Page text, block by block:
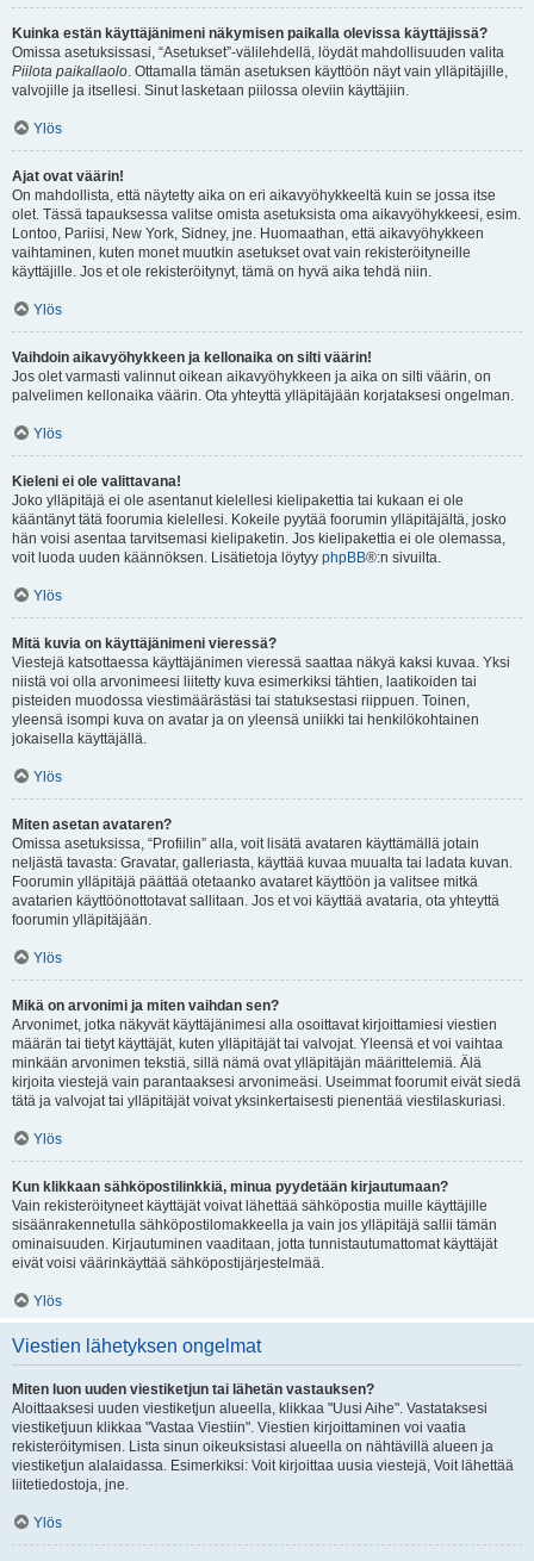
Kuinka estän käyttäjänimeni näkymisen paikalla olevissa käyttäjissä?
Omissa asetuksissasi, “Asetukset”-välilehdellä, löydät mahdollisuuden valita
Piilota paikallaolo. Ottamalla tämän asetuksen käyttöön näyt vain ylläpitäjille,
valvojille ja itsellesi. Sinut lasketaan piilossa oleviin käyttäjiin.
Ylös
Ajat ovat väärin!
On mahdollista, että näytetty aika on eri aikavyöhykkeeltä kuin se jossa itse
olet. Tässä tapauksessa valitse omista asetuksista oma aikavyöhykkeesi, esim.
Lontoo, Pariisi, New York, Sidney, jne. Huomaathan, että aikavyöhykkeen
vaihtaminen, kuten monet muutkin asetukset ovat vain rekisteröityneille
käyttäjille. Jos et ole rekisteröitynyt, tämä on hyvä aika tehdä niin.
Ylös
Vaihdoin aikavyöhykkeen ja kellonaika on silti väärin!
Jos olet varmasti valinnut oikean aikavyöhykkeen ja aika on silti väärin, on
palvelimen kellonaika väärin. Ota yhteyttä ylläpitäjään korjataksesi ongelman.
Ylös
Kieleni ei ole valittavana!
Joko ylläpitäjä ei ole asentanut kielellesi kielipakettia tai kukaan ei ole
kääntänyt tätä foorumia kielellesi. Kokeile pyytää foorumin ylläpitäjältä, josko
hän voisi asentaa tarvitsemasi kielipaketin. Jos kielipakettia ei ole olemassa,
voit luoda uuden käännöksen. Lisätietoja löytyy phpBB®:n sivuilta.
Ylös
Mitä kuvia on käyttäjänimeni vieressä?
Viestejä katsottaessa käyttäjänimen vieressä saattaa näkyä kaksi kuvaa. Yksi
niistä voi olla arvonimeesi liitetty kuva esimerkiksi tähtien, laatikoiden tai
pisteiden muodossa viestimäärästäsi tai statuksestasi riippuen. Toinen,
yleensä isompi kuva on avatar ja on yleensä uniikki tai henkilökohtainen
jokaisella käyttäjällä.
Ylös
Miten asetan avataren?
Omissa asetuksissa, “Profiilin” alla, voit lisätä avataren käyttämällä jotain
neljästä tavasta: Gravatar, galleriasta, käyttää kuvaa muualta tai ladata kuvan.
Foorumin ylläpitäjä päättää otetaanko avataret käyttöön ja valitsee mitkä
avatarien käyttöönottotavat sallitaan. Jos et voi käyttää avataria, ota yhteyttä
foorumin ylläpitäjään.
Ylös
Mikä on arvonimi ja miten vaihdan sen?
Arvonimet, jotka näkyvät käyttäjänimesi alla osoittavat kirjoittamiesi viestien
määrän tai tietyt käyttäjät, kuten ylläpitäjät tai valvojat. Yleensä et voi vaihtaa
minkään arvonimen tekstiä, sillä nämä ovat ylläpitäjän määrittelemiä. Älä
kirjoita viestejä vain parantaaksesi arvonimeäsi. Useimmat foorumit eivät siedä
tätä ja valvojat tai ylläpitäjät voivat yksinkertaisesti pienentää viestilaskuriasi.
Ylös
Kun klikkaan sähköpostilinkkiä, minua pyydetään kirjautumaan?
Vain rekisteröityneet käyttäjät voivat lähettää sähköpostia muille käyttäjille
sisäänrakennetulla sähköpostilomakkeella ja vain jos ylläpitäjä sallii tämän
ominaisuuden. Kirjautuminen vaaditaan, jotta tunnistautumattomat käyttäjät
eivät voisi väärinkäyttää sähköpostijärjestelmää.
Ylös
Viestien lähetyksen ongelmat
Miten luon uuden viestiketjun tai lähetän vastauksen?
Aloittaaksesi uuden viestiketjun alueella, klikkaa "Uusi Aihe". Vastataksesi
viestiketjuun klikkaa "Vastaa Viestiin". Viestien kirjoittaminen voi vaatia
rekisteröitymisen. Lista sinun oikeuksistasi alueella on nähtävillä alueen ja
viestiketjun alalaidassa. Esimerkiksi: Voit kirjoittaa uusia viestejä, Voit lähettää
liitetiedostoja, jne.
Ylös